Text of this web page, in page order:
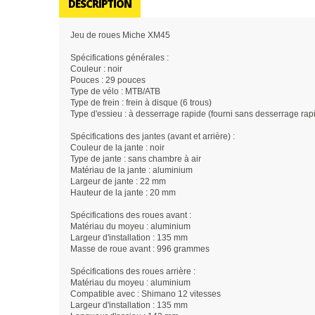
DESCRIPTION
Jeu de roues Miche XM45
Spécifications générales :
Couleur : noir
Pouces : 29 pouces
Type de vélo : MTB/ATB
Type de frein : frein à disque (6 trous)
Type d'essieu : à desserrage rapide (fourni sans desserrage
Spécifications des jantes (avant et arrière) :
Couleur de la jante : noir
Type de jante : sans chambre à air
Matériau de la jante : aluminium
Largeur de jante : 22 mm
Hauteur de la jante : 20 mm
Spécifications des roues avant :
Matériau du moyeu : aluminium
Largeur d'installation : 135 mm
Masse de roue avant : 996 grammes
Spécifications des roues arrière :
Matériau du moyeu : aluminium
Compatible avec : Shimano 12 vitesses
Largeur d'installation : 135 mm